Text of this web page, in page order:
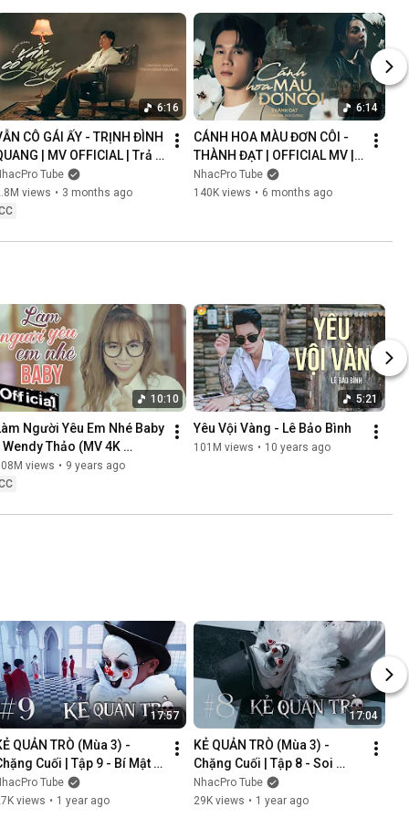
6:16
CÔ GÁI ẤY - TRỊNH ĐÌNH
| MV OFFICIAL | Trả
Em Quá Khứ Đau Lòng
Lỗi Vì Làm Em Khóc
Tube
views • 3 months ago
6:14
CÁNH HOA MÀU ĐƠN CÔI -
THÀNH ĐẠT | OFFICIAL MV |
Anh Nghĩ Chắc Là Ý Trời
Nhưng Buồn Lắm Người Ơi...
NhacPro Tube
140K views • 6 months ago
10:10
Người Yêu Em Nhé Baby
Wendy Thảo (MV 4K
views • 9 years ago
5:21
Yêu Vội Vàng - Lê Bảo Bình
101M views • 10 years ago
17:57
QUẢN TRÒ (Mùa 3) -
Cuối | Tập 9 - Bí Mật
| GAME CUNG HOÀNG
|| Web Drama 2025
Tube
views • 1 year ago
17:04
KẺ QUẢN TRÒ (Mùa 3) -
Chặng Cuối | Tập 8 - Soi
Cung | GAME CUNG HOÀNG
ĐẠO || Web Drama 2025
NhacPro Tube
29K views • 1 year ago